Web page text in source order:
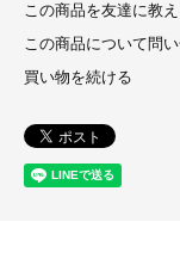
この商品を友達に教
この商品について問
買い物を続ける